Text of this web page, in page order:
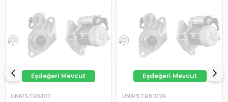
UNIPSTR6107 UNIPSTR6107A